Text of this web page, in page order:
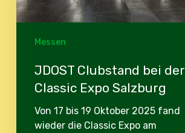
Messen
JDOST Clubstand bei der
Classic Expo Salzburg
Von 17 bis 19 Oktober 2025 fand
wieder die Classic Expo am